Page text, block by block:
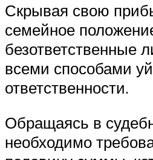
Скрывая свою
семейное
безответственные
всеми способами
ответственности.
Обращаясь в
необходимо